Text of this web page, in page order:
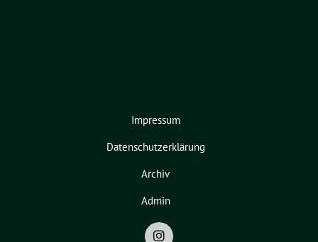
Impressum
Datenschutzerklärung
Archiv
Admin